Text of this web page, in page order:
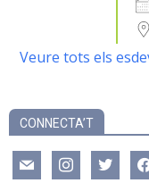
Veure tots els
CONNECTA’T
mail instagramtwitter